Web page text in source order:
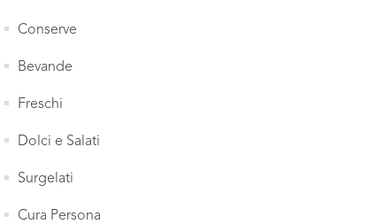
Conserve
Bevande
Freschi
Dolci e Salati
Surgelati
Cura Persona